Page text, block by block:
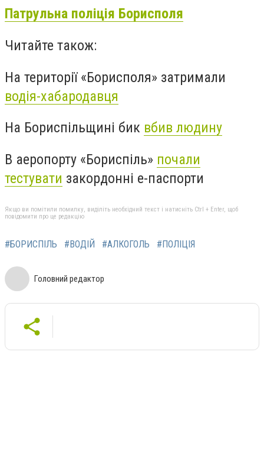
Патрульна поліція Борисполя
Читайте також:
На території «Борисполя» затримали
водія-хабародавця
На Бориспільщині бик вбив людину
В аеропорту «Бориспіль» почали
тестувати закордонні е-паспорти
Якщо ви помітили помилку, виділіть необхідний текст і натисніть Ctrl + Enter, щоб
повідомити про це редакцію
#БОРИСПІЛЬ #ВОДІЙ #АЛКОГОЛЬ #ПОЛІЦІЯ
Головний редактор